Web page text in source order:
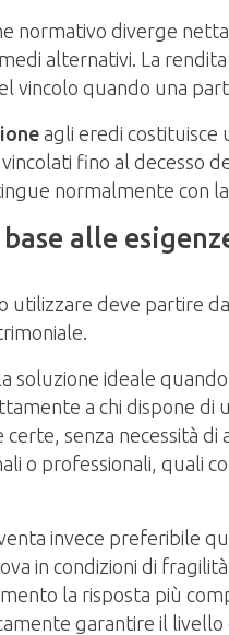
normativo diverge
alternativi. La
vincolo quando una
agli eredi costituisce
fino al decesso
normalmente con
alle
utilizzare deve partire
soluzione ideale
a chi dispone
senza necessità di
o professionali, quali
invece preferibile
in condizioni di
la risposta più
garantire il